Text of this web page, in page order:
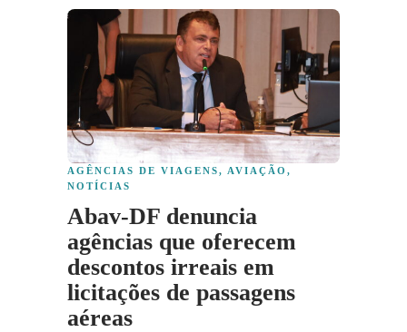
AGÊNCIAS DE VIAGENS, AVIAÇÃO ,
NOTÍCIAS
Abav-DF denuncia
agências que oferecem
descontos irreais em
licitações de passagens
aéreas